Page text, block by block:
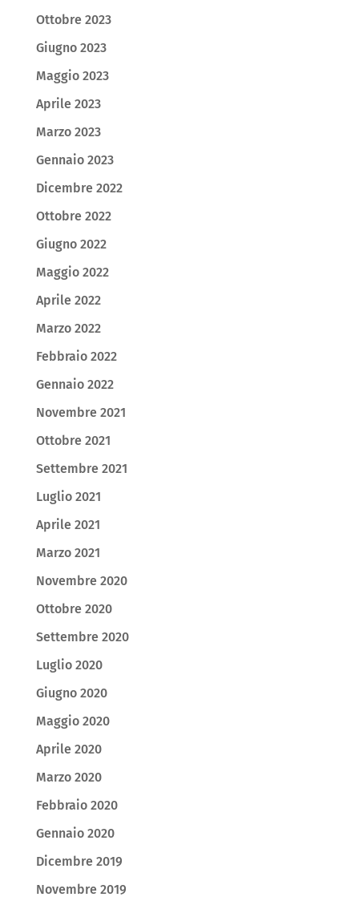
Ottobre 2023
Giugno 2023
Maggio 2023
Aprile 2023
Marzo 2023
Gennaio 2023
Dicembre 2022
Ottobre 2022
Giugno 2022
Maggio 2022
Aprile 2022
Marzo 2022
Febbraio 2022
Gennaio 2022
Novembre 2021
Ottobre 2021
Settembre 2021
Luglio 2021
Aprile 2021
Marzo 2021
Novembre 2020
Ottobre 2020
Settembre 2020
Luglio 2020
Giugno 2020
Maggio 2020
Aprile 2020
Marzo 2020
Febbraio 2020
Gennaio 2020
Dicembre 2019
Novembre 2019